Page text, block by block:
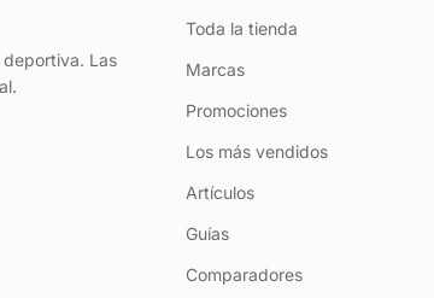
Las
Toda la tienda
Marcas
Promociones
Los más vendidos
Artículos
Guías
Comparadores